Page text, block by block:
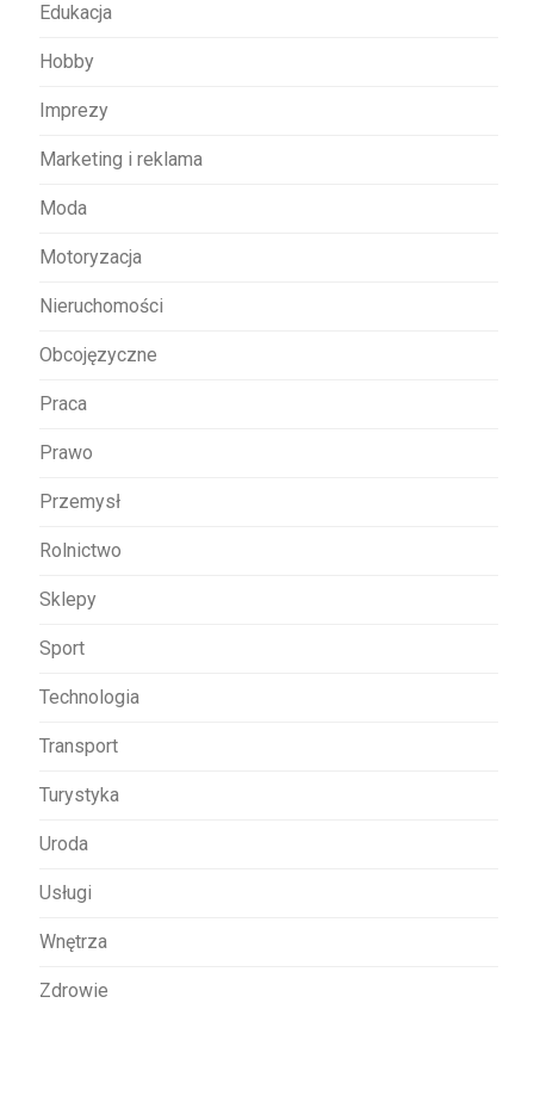
Edukacja
Hobby
Imprezy
Marketing i reklama
Moda
Motoryzacja
Nieruchomości
Obcojęzyczne
Praca
Prawo
Przemysł
Rolnictwo
Sklepy
Sport
Technologia
Transport
Turystyka
Uroda
Usługi
Wnętrza
Zdrowie